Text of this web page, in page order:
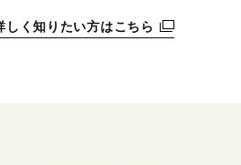
しく知りたい方はこちら